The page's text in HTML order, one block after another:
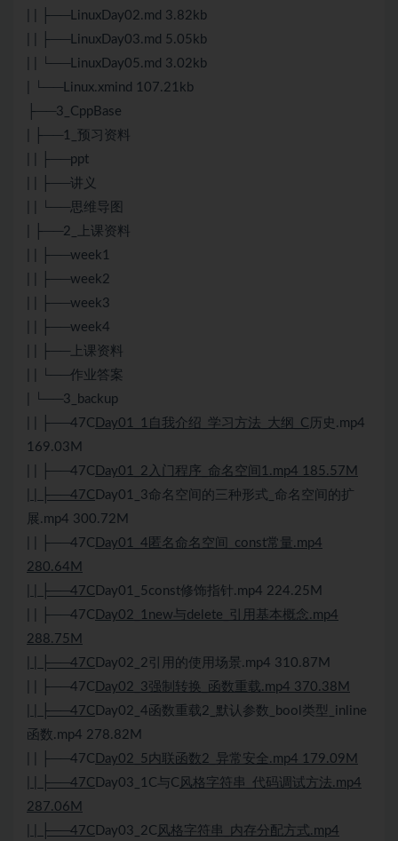
| | ├──LinuxDay02.md 3.82kb
| | ├──LinuxDay03.md 5.05kb
| | └──LinuxDay05.md 3.02kb
| └──Linux.xmind 107.21kb
├──3_CppBase
| ├──1_预习资料
| | ├──ppt
| | ├──讲义
| | └──思维导图
| ├──2_上课资料
| | ├──week1
| | ├──week2
| | ├──week3
| | ├──week4
| | ├──上课资料
| | └──作业答案
| └──3_backup
| | ├──47C Day01_1自我介绍_学习方法_大纲_C 历史.mp4
169.03M
| | ├──47C Day01_2入门程序_命名空间1.mp4 185.57M
| | ├──47C Day01_3命名空间的三种形式_命名空间的扩
展.mp4 300.72M
| | ├──47C Day01_4匿名命名空间_const常量.mp4
280.64M
| | ├──47C Day01_5const修饰指针.mp4 224.25M
| | ├──47C Day02_1new与delete_引用基本概念.mp4
288.75M
| | ├──47C Day02_2引用的使用场景.mp4 310.87M
| | ├──47C Day02_3强制转换_函数重载.mp4 370.38M
| | ├──47C Day02_4函数重载2_默认参数_bool类型_inline
函数.mp4 278.82M
| | ├──47C Day02_5内联函数2_异常安全.mp4 179.09M
| | ├──47C Day03_1C与C 风格字符串_代码调试方法.mp4
287.06M
| | ├──47C Day03_2C 风格字符串_内存分配方式.mp4